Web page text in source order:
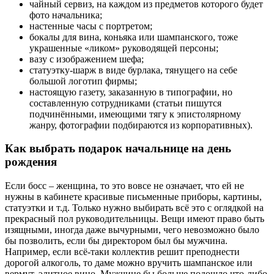
чайный сервиз, на каждом из предметов которого будет
фото начальника;
настенные часы с портретом;
бокалы для вина, коньяка или шампанского, тоже
украшенные «ликом» руководящей персоны;
вазу с изображением шефа;
статуэтку-шарж в виде бурлака, тянущего на себе
большой логотип фирмы;
настоящую газету, заказанную в типографии, но
составленную сотрудниками (статьи пишутся
подчинёнными, имеющими тягу к эпистолярному
жанру, фотографии подбираются из корпоративных).
Как выбрать подарок начальнице на день
рождения
Если босс – женщина, то это вовсе не означает, что ей не
нужны в кабинете красивые письменные приборы, картины,
статуэтки и т.д. Только нужно выбирать всё это с оглядкой на
прекрасный пол руководительницы. Вещи имеют право быть
изящными, иногда даже вычурными, чего невозможно было
бы позволить, если бы директором был бы мужчина.
Например, если всё-таки коллектив решит преподнести
дорогой алкоголь, то даме можно вручить шампанское или